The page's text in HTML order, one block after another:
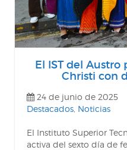
El IST del
Christi con
24 de junio de 2025
Destacados Noticias
El Instituto Superior
activa del sexto día de